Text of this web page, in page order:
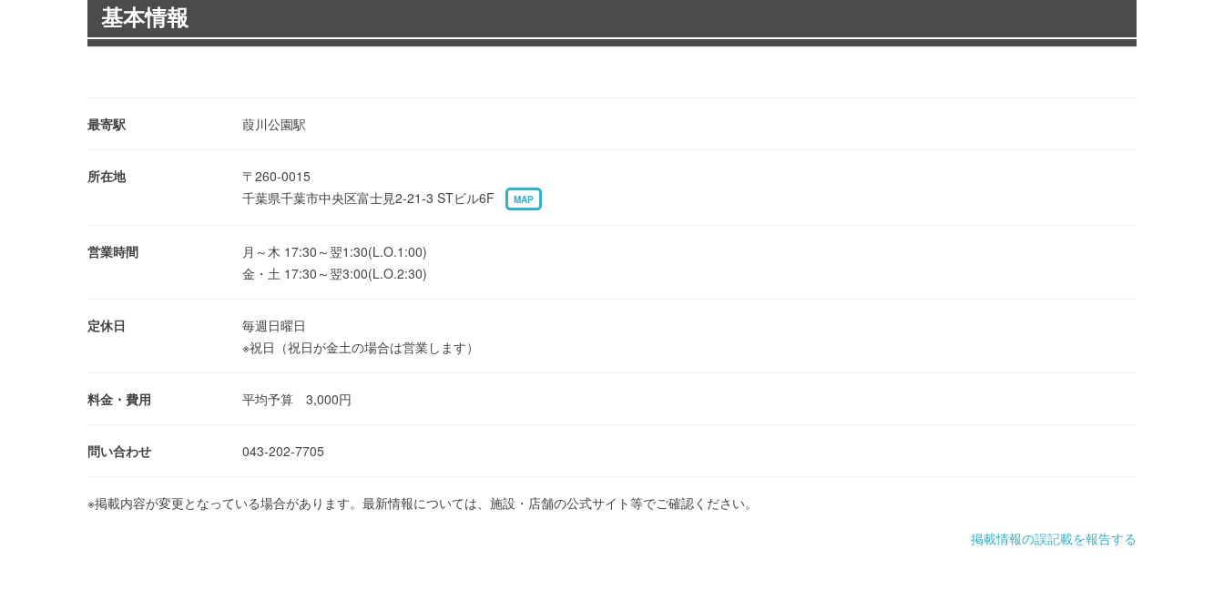
基本情報
最寄駅 葭川公園駅
所在地
〒260-0015
千葉県千葉市中央区富士見2-21-3 STビル6F
MAP
営業時間
月～木 17:30～翌1:30(L.O.1:00)
金・土 17:30～翌3:00(L.O.2:30)
定休日
毎週日曜日
※祝日（祝日が金土の場合は営業します）
料金・費用 平均予算 3,000円
問い合わせ 043-202-7705
※掲載内容が変更となっている場合があります。最新情報については、施設・店舗の公式サイト等でご確認ください。
掲載情報の誤記載を報告する